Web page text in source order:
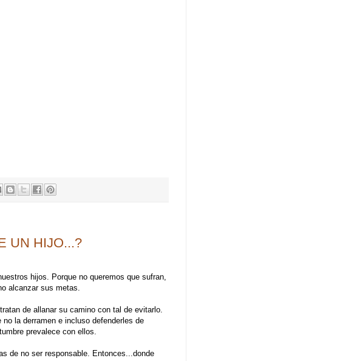
UN HIJO...?
hijos. Porque no queremos que sufran,
alcanzar sus metas.
de allanar su camino con tal de evitarlo.
la derramen e incluso defenderles de
prevalece con ellos.
de no ser responsable. Entonces...donde